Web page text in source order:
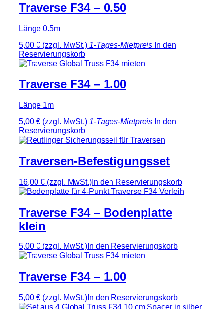
Traverse F34 – 0.50
Länge 0.5m
5,00 € (zzgl. MwSt.) 1-Tages-Mietpreis In den
Reservierungskorb
Traverse F34 – 1.00
Länge 1m
5,00 € (zzgl. MwSt.) 1-Tages-Mietpreis In den
Reservierungskorb
Traversen-Befestigungsset
16,00 € (zzgl. MwSt.) In den Reservierungskorb
Traverse F34 – Bodenplatte
klein
5,00 € (zzgl. MwSt.) In den Reservierungskorb
Traverse F34 – 1.00
5,00 € (zzgl. MwSt.) In den Reservierungskorb